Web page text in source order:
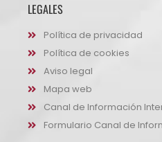
LEGALES
Política de privacidad
Política de cookies
Aviso legal
Mapa web
Canal de Información
Formulario Canal de